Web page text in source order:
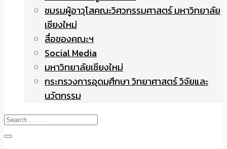
ชมรมผู้อาวุโสคณะวิศวกรรมศาสตร์ มหาวิทยาลัย
เชียงใหม่
สื่อของคณะฯ
Social Media
มหาวิทยาลัยเชียงใหม่
กระทรวงการอุดมศึกษา วิทยาศาสตร์ วิจัยและ
นวัตกรรม